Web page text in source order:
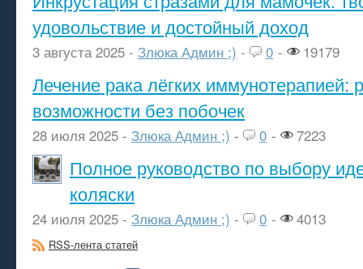
удовольствие и достойный доход
3 августа 2025 - Злюка Админ ;) - 0 - 19179
Лечение рака лёгких иммунотерапией:
возможности без побочек
28 июля 2025 - Злюка Админ ;) - 0 - 7223
Полное руководство по выбору
коляски
24 июля 2025 - Злюка Админ ;) - 0 - 4013
RSS-лента статей